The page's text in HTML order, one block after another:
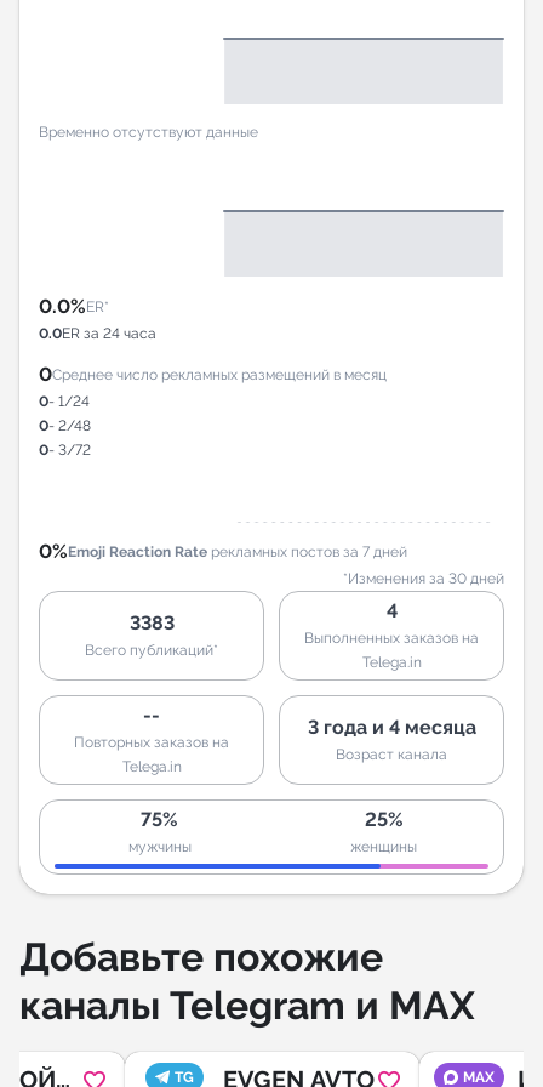
Временно отсутствуют данные
0.0%ER*
0.0ER за 24 часа
0Среднее число рекламных размещений в месяц
0- 1/24
0- 2/48
0- 3/72
0%Emoji Reaction Rate рекламных постов за 7 дней
*Изменения за 30 дней
3383
Всего публикаций*
4
Выполненных заказов на
Telega.in
--
Повторных заказов на
Telega.in
3 года и 4 месяца
Возраст канала
75%
мужчины
25%
женщины
Добавьте похожие
каналы Telegram и MAX
TG EVGEN AVTO MAX